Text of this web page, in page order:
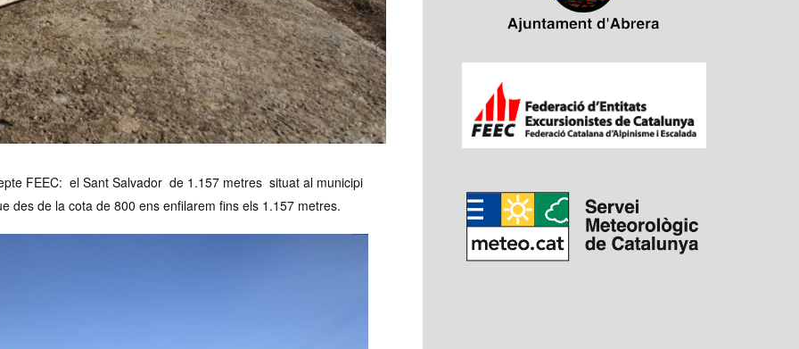
FEEC: el Sant Salvador de 1.157 metres situat al municipi
des de la cota de 800 ens enfilarem fins els 1.157 metres.